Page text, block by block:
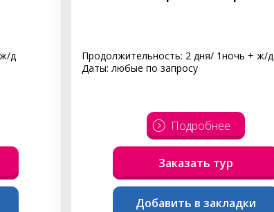
д
Продолжительность: 2 дня/ 1ночь + ж/д
Даты: любые по запросу
Подробнее
Заказать тур
Добавить в закладки